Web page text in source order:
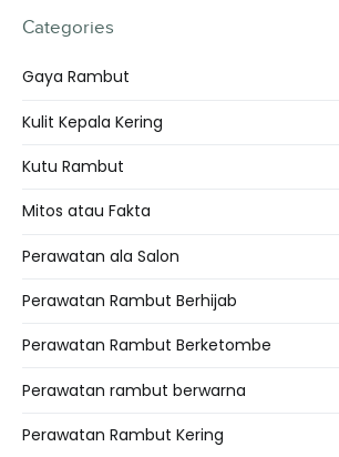
Categories
Gaya Rambut
Kulit Kepala Kering
Kutu Rambut
Mitos atau Fakta
Perawatan ala Salon
Perawatan Rambut Berhijab
Perawatan Rambut Berketombe
Perawatan rambut berwarna
Perawatan Rambut Kering